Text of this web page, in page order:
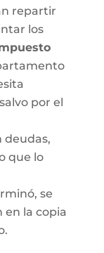
repartir
los
por el
deudas,
que lo
se
la copia